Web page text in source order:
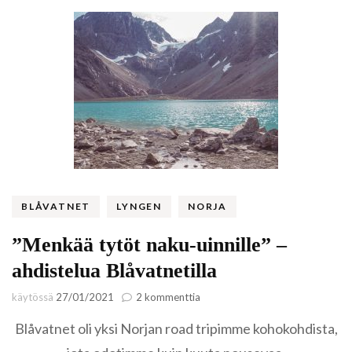
BLÅVATNET LYNGEN NORJA
”Menkää tytöt naku-uinnille” –
ahdistelua Blåvatnetilla
käytössä 27/01/2021 2 kommenttia
tytöt
Blåvatnet oli yksi Norjan road tripimme kohokohdista,